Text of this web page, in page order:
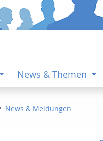
News & Themen
News & Meldungen